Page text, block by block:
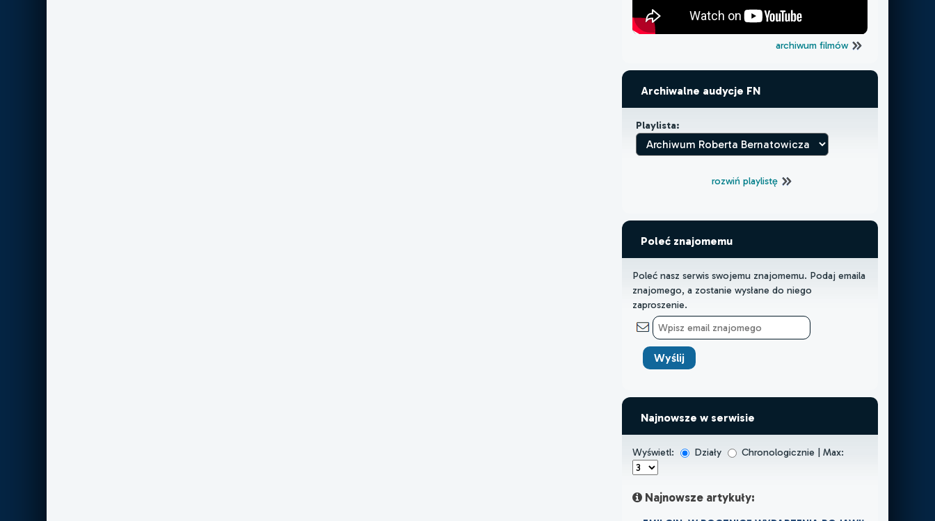
archiwum filmów
Archiwalne audycje FN
Playlista:
rozwiń playlistę
Poleć znajomemu
Poleć nasz serwis swojemu znajomemu. Podaj emaila
znajomego, a zostanie wysłane do niego
zaproszenie.
Najnowsze w serwisie
Wyświetl: Działy Chronologicznie | Max:
Najnowsze artykuły: